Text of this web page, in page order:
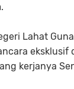
Lahat
eksklusif
kerjanya